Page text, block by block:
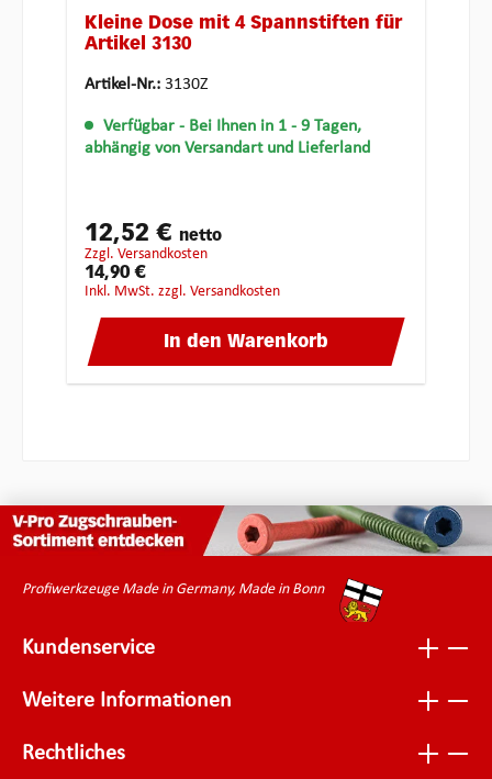
Kleine Dose mit 4 Spannstiften für
Artikel 3130
Artikel-Nr.: 3130Z
Verfügbar - Bei Ihnen in 1 - 9 Tagen,
abhängig von Versandart und Lieferland
12,52 € netto
zzgl. Versandkosten
14,90 €
inkl. MwSt. zzgl. Versandkosten
In den Warenkorb
Profiwerkzeuge Made in Germany, Made in Bonn
Kundenservice
Weitere Informationen
Rechtliches